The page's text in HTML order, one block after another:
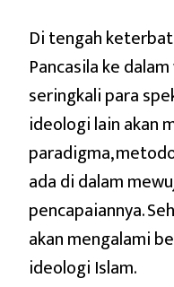
Di tengah
Pancasila ke
seringkali para
ideologi lain akan
paradigma,
ada di dalam
pencapaiannya.
akan mengalami
ideologi Islam.